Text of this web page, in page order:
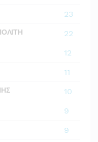
23
22
12
11
10
9
9